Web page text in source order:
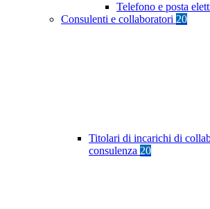
Telefono e posta
Consulenti e collaboratori 20
Titolari di incarichi di
consulenza 20